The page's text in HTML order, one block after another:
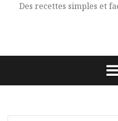
Des recettes simples et